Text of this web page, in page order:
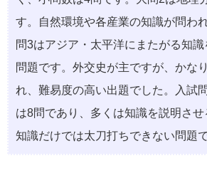
す。⾃然環境や各産業の知識が問わ
問3はアジア・太平洋にまたがる知
問題です。外交史が主ですが、かな
れ、難易度の⾼い出題でした。⼊試
は8問であり、多くは知識を説明さ
知識だけでは太⼑打ちできない問題で